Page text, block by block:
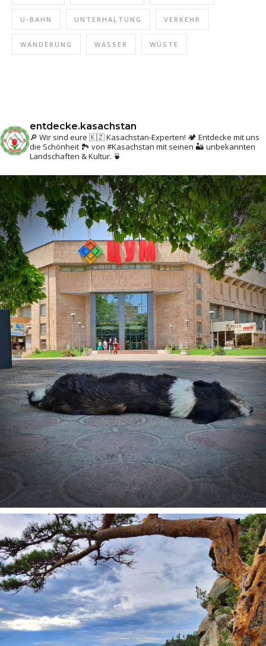
U-BAHN UNTERHALTUNG VERKEHR
WANDERUNG WASSER WÜSTE
entdecke.kasachstan
🔎 Wir sind eure 🇰🇿 Kasachstan-Experten! 🏕 Entdecke mit uns
die Schönheit 🏞 von #Kasachstan mit seinen 🏜 unbekannten
Landschaften & Kultur. 🍵